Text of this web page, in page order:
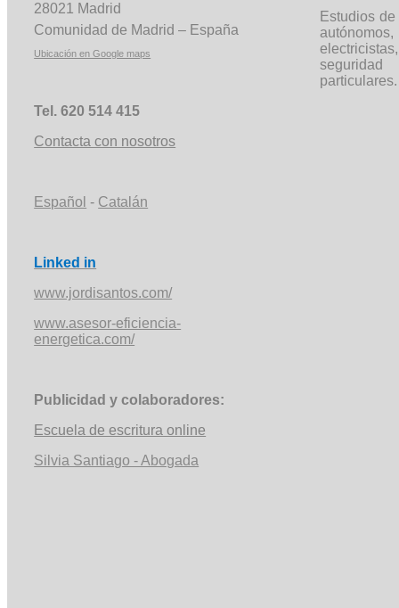
28021 Madrid
Comunidad de Madrid – España
Ubicación en Google maps
Tel. 620 514 415
Contacta con nosotros
Español - Catalán
Linked in
www.jordisantos.com/
www.asesor-eficiencia-
energetica.com/
Publicidad y colaboradores:
Escuela de escritura online
Silvia Santiago - Abogada
Estudios
particulares.